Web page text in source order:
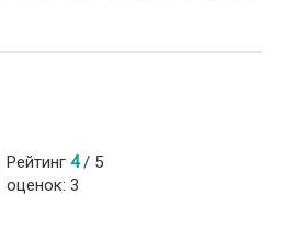
Рейтинг 4/ 5
оценок: 3